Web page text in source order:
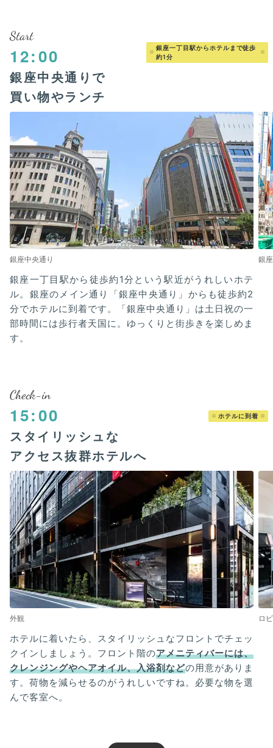
Start
12:00
銀座一丁目駅からホテルまで徒歩
約1分
銀座中央通りで
買い物やランチ
銀座中央通り 銀
銀座一丁目駅から徒歩約1分という駅近がうれしいホテ
ル。銀座のメイン通り「銀座中央通り」からも徒歩約2
分でホテルに到着です。「銀座中央通り」は土日祝の一
部時間には歩行者天国に。ゆっくりと街歩きを楽しめま
す。
Check-in
15:00 ホテルに到着
スタイリッシュな
アクセス抜群ホテルへ
外観 ロ
ホテルに着いたら、スタイリッシュなフロントでチェッ
クインしましょう。フロント階のアメニティバーには、
クレンジングやヘアオイル、入浴剤などの用意がありま
す。荷物を減らせるのがうれしいですね。必要な物を選
んで客室へ。